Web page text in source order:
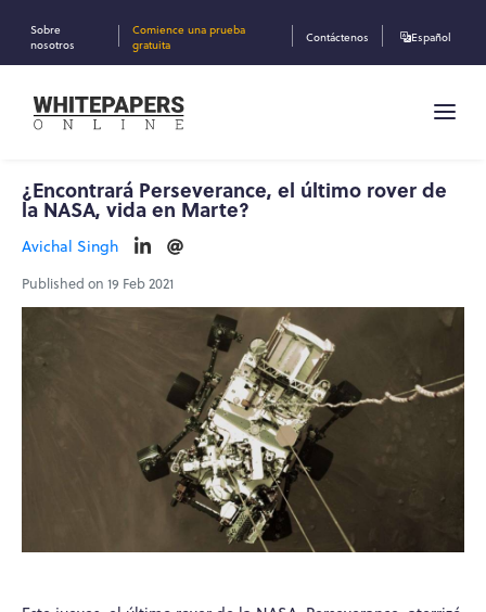
Sobre
nosotros
Comience una prueba
gratuita
Contáctenos Español
¿Encontrará Perseverance, el último rover de
la NASA, vida en Marte?
Avichal Singh
Published on 19 Feb 2021